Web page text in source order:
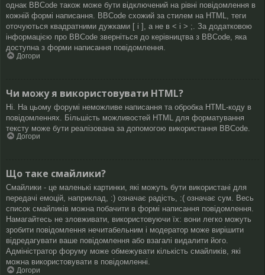
однак BBCode також може бути відключений на рівні повідомлення в
кожній формі написання. BBCode схожий за стилем на HTML, теги
оточуються квадратними дужками [ і ], а не в < і > ;. За додатковою
інформацією про BBCode зверніться до керівництва з BBCode, яка
доступна з форми написання повідомлення.
Догори
Чи можу я використовувати HTML?
Ні. На цьому форумі неможливе написання та обробка HTML-коду в
повідомленнях. Більшість можливостей HTML для форматування
тексту може бути реалізована за допомогою використання BBCode.
Догори
Що таке смайлики?
Смайлики - це маленькі картинки, які можуть бути використані для
передачі емоцій, наприклад, :) означає радість, :( означає сум. Весь
список смайликів можна побачити в формі написання повідомлення.
Намагайтесь не зловживати, використовуючи їх: вони легко можуть
зробити повідомлення нечитабельним і модератор може вирішити
відредагувати ваше повідомлення або взагалі видалити його.
Адміністратор форуму може обмежувати кількість смайликів, які
можна використовувати в повідомленні.
Догори